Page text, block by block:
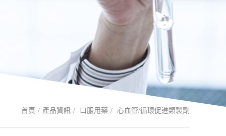
首頁 產品資訊 口服用藥 心血管/循環促進類製劑